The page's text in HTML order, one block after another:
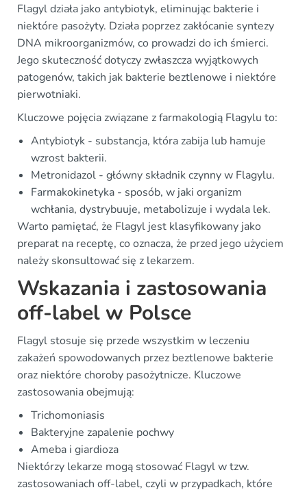
Flagyl działa jako antybiotyk, eliminując bakterie i
niektóre pasożyty. Działa poprzez zakłócanie syntezy
DNA mikroorganizmów, co prowadzi do ich śmierci.
Jego skuteczność dotyczy zwłaszcza wyjątkowych
patogenów, takich jak bakterie beztlenowe i niektóre
pierwotniaki.
Kluczowe pojęcia związane z farmakologią Flagylu to:
Antybiotyk - substancja, która zabija lub hamuje
wzrost bakterii.
Metronidazol - główny składnik czynny w Flagylu.
Farmakokinetyka - sposób, w jaki organizm
wchłania, dystrybuuje, metabolizuje i wydala lek.
Warto pamiętać, że Flagyl jest klasyfikowany jako
preparat na receptę, co oznacza, że przed jego użyciem
należy skonsultować się z lekarzem.
Wskazania i zastosowania
off-label w Polsce
Flagyl stosuje się przede wszystkim w leczeniu
zakażeń spowodowanych przez beztlenowe bakterie
oraz niektóre choroby pasożytnicze. Kluczowe
zastosowania obejmują:
Trichomoniasis
Bakteryjne zapalenie pochwy
Ameba i giardioza
Niektórzy lekarze mogą stosować Flagyl w tzw.
zastosowaniach off-label, czyli w przypadkach, które